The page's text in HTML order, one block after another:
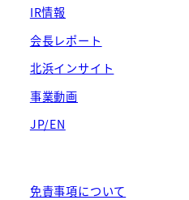
IR情報
会長レポート
北浜インサイト
事業動画
JP/EN
免責事項について